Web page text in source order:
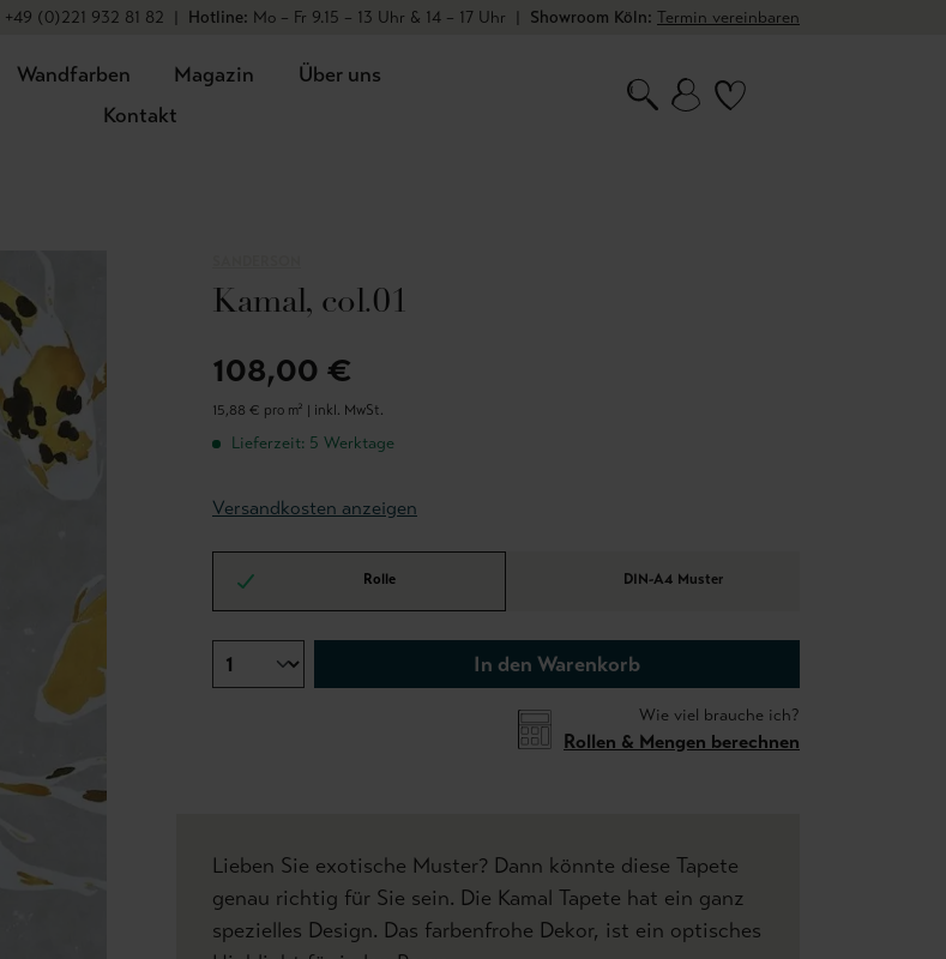
+49 (0)221 932 81 82 | Hotline: Mo – Fr 9.15 – 13 Uhr & 14 – 17 Uhr | Showroom Köln: Termin vereinbaren
Wandfarben Magazin
Über uns
Kontakt
Kamal, col.01
108,00 €
15,88 € pro m² | inkl. MwSt.
Lieferzeit: 5 Werktage
Versandkosten anzeigen
Rolle DIN-A4 Muster
In den Warenkorb
Wie viel brauche ich?
Rollen & Mengen berechnen
Lieben Sie exotische Muster? Dann könnte diese Tapete
genau richtig für Sie sein. Die Kamal Tapete hat ein ganz
spezielles Design. Das farbenfrohe Dekor, ist ein optisches